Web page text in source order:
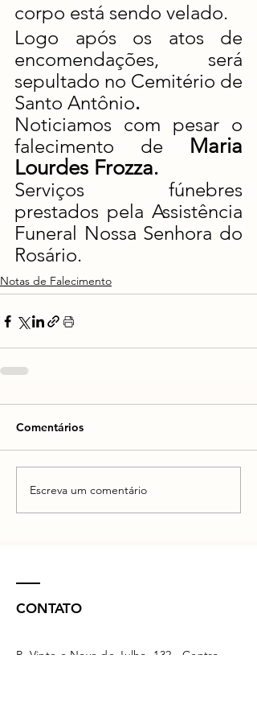
corpo está sendo velado.
Logo após os atos de
encomendações, será
sepultado no Cemitério de
Santo Antônio.
Noticiamos com pesar o
falecimento de Maria
Lourdes Frozza.
Serviços fúnebres
prestados pela Assistência
Funeral Nossa Senhora do
Rosário.
Notas de Falecimento
Comentários
Escreva um comentário
CONTATO
R. Vinte e Nove de Julho, 132 - Centro